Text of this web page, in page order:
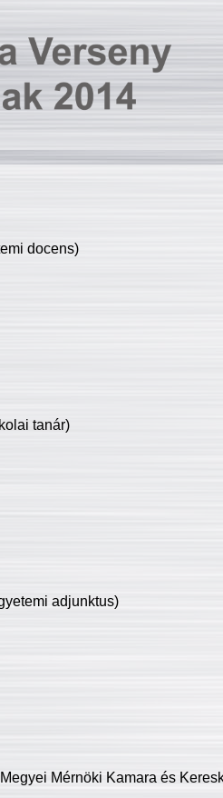
docens)
tanár)
adjunktus)
Mérnöki Kamara és